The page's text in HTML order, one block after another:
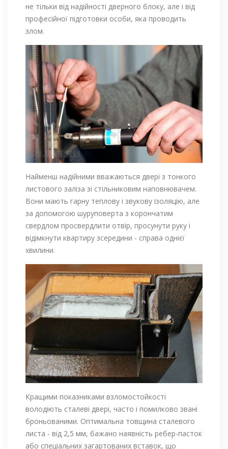
не тільки від надійності дверного блоку, але і від
професійної підготовки особи, яка проводить
злом.
Найменш надійними вважаються двері з тонкого
листового заліза зі стільниковим наповнювачем.
Вони мають гарну теплову і звукову ізоляцію, але
за допомогою шуруповерта з корончатим
свердлом просвердлити отвір, просунути руку і
відімкнути квартиру зсередини - справа однієї
хвилини.
Кращими показниками взломостойкості
володіють сталеві двері, часто і помилково звані
броньованими. Оптимальна товщина сталевого
листа - від 2,5 мм, бажано наявність ребер-пасток
або спеціальних загартованих вставок, що